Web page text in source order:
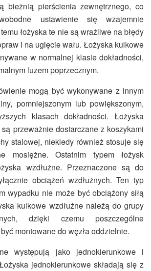
bieżnią pierścienia zewnętrznego, co
ustawienie się wzajemnie
łożyska te nie są wrażliwe na błędy
i na ugięcie wału. Łożyska kulkowe
w normalnej klasie dokładności,
luzem poprzecznym.
mogą być wykonywane z innym
pomniejszonym lub powiększonym,
klasach dokładności. Łożyska
przeważnie dostarczane z koszykami
stalowej, niekiedy również stosuje się
mosiężne. Ostatnim typem łożysk
wzdłużne. Przeznaczone są do
obciążeń wzdłużnych. Ten typ
wypadku nie może być obciążony siłą
kulkowe wzdłużne należą do grupy
dzięki czemu poszczególne
montowane do węzła oddzielnie.
występują jako jednokierunkowe i
jednokierunkowe składają się z